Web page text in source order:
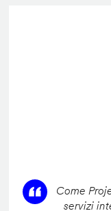
Come
servizi